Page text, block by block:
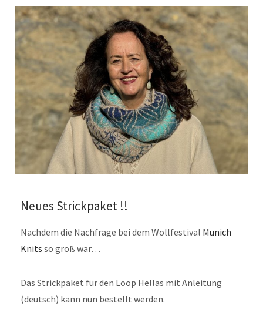
Neues Strickpaket !!
Nachdem die Nachfrage bei dem Wollfestival Munich
Knits so groß war…
Das Strickpaket für den Loop Hellas mit Anleitung
(deutsch) kann nun bestellt werden.